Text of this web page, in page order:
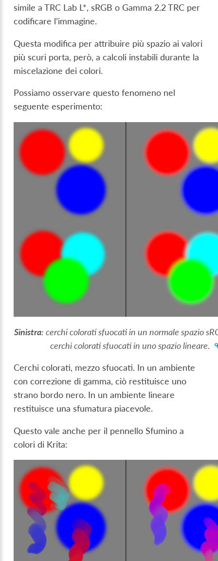
simile a TRC Lab L*, sRGB o Gamma 2.2 TRC per
codificare l’immagine.
Questa modifica per attribuire più spazio ai valori
più scuri porta, però, a calcoli instabili durante la
miscelazione dei colori.
Possiamo osservare questo fenomeno nel
seguente esperimento:
Sinistra: cerchi colorati sfuocati in un normale spazio
cerchi colorati sfuocati in uno spazio lineare.
Cerchi colorati, mezzo sfuocati. In un ambiente
con correzione di gamma, ciò restituisce uno
strano bordo nero. In un ambiente lineare
restituisce una sfumatura piacevole.
Questo vale anche per il pennello Sfumino a
colori di Krita: